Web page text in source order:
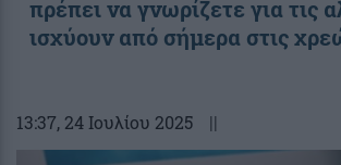
πρέπει να γνωρίζετε για τις
ισχύουν από σήμερα στις
13:37, 24 Ιουλίου 2025 ||